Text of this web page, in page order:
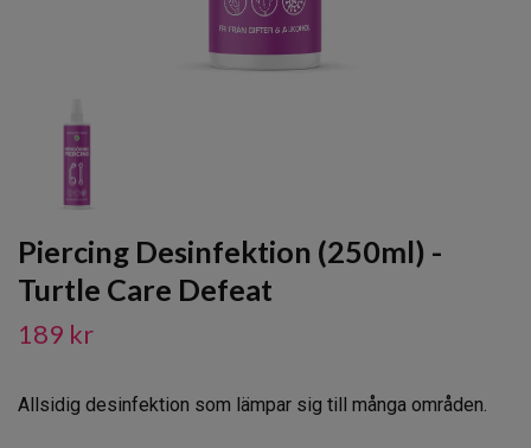
Piercing Desinfektion (250ml) -
Turtle Care Defeat
189 kr
Allsidig desinfektion som lämpar sig till många områden.